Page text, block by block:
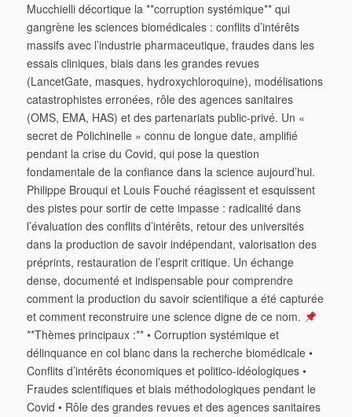
Mucchielli décortique la **corruption systémique** qui
gangrène les sciences biomédicales : conflits d’intérêts
massifs avec l’industrie pharmaceutique, fraudes dans les
essais cliniques, biais dans les grandes revues
(LancetGate, masques, hydroxychloroquine), modélisations
catastrophistes erronées, rôle des agences sanitaires
(OMS, EMA, HAS) et des partenariats public-privé. Un «
secret de Polichinelle » connu de longue date, amplifié
pendant la crise du Covid, qui pose la question
fondamentale de la confiance dans la science aujourd’hui.
Philippe Brouqui et Louis Fouché réagissent et esquissent
des pistes pour sortir de cette impasse : radicalité dans
l’évaluation des conflits d’intérêts, retour des universités
dans la production de savoir indépendant, valorisation des
préprints, restauration de l’esprit critique. Un échange
dense, documenté et indispensable pour comprendre
comment la production du savoir scientifique a été capturée
et comment reconstruire une science digne de ce nom.
**Thèmes principaux :** • Corruption systémique et
délinquance en col blanc dans la recherche biomédicale •
Conflits d’intérêts économiques et politico-idéologiques •
Fraudes scientifiques et biais méthodologiques pendant le
Covid • Rôle des grandes revues et des agences sanitaires